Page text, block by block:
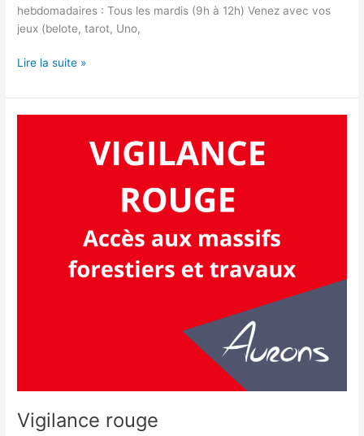
hebdomadaires : Tous les mardis (9h à 12h) Venez avec vos
jeux (belote, tarot, Uno,
Lire la suite »
Vigilance rouge